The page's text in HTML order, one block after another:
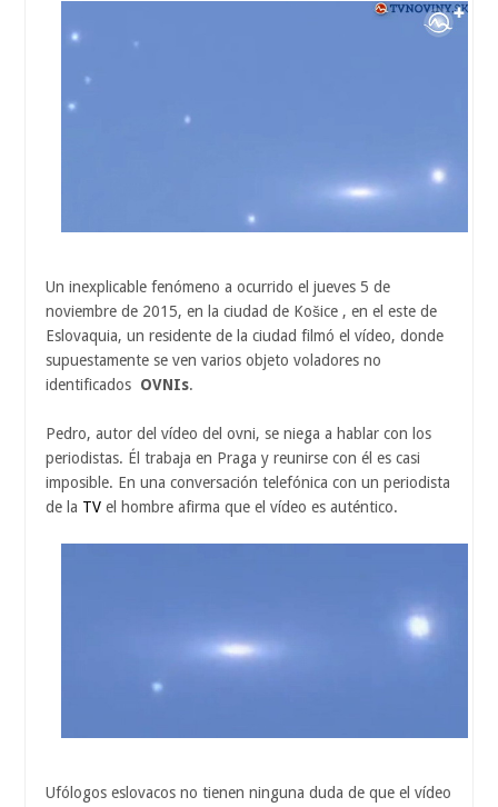
Un inexplicable fenómeno a ocurrido el jueves 5 ​​de
noviembre de 2015, en la ciudad de Košice , en el este de
Eslovaquia, un residente de la ciudad filmó el vídeo, donde
supuestamente se ven varios objeto voladores no
identificados OVNIs.
Pedro, autor del vídeo del ovni, se niega a hablar con los
periodistas. Él trabaja en Praga y reunirse con él es casi
imposible. En una conversación telefónica con un periodista
de la TV el hombre afirma que el vídeo es auténtico.
Ufólogos eslovacos no tienen ninguna duda de que el vídeo